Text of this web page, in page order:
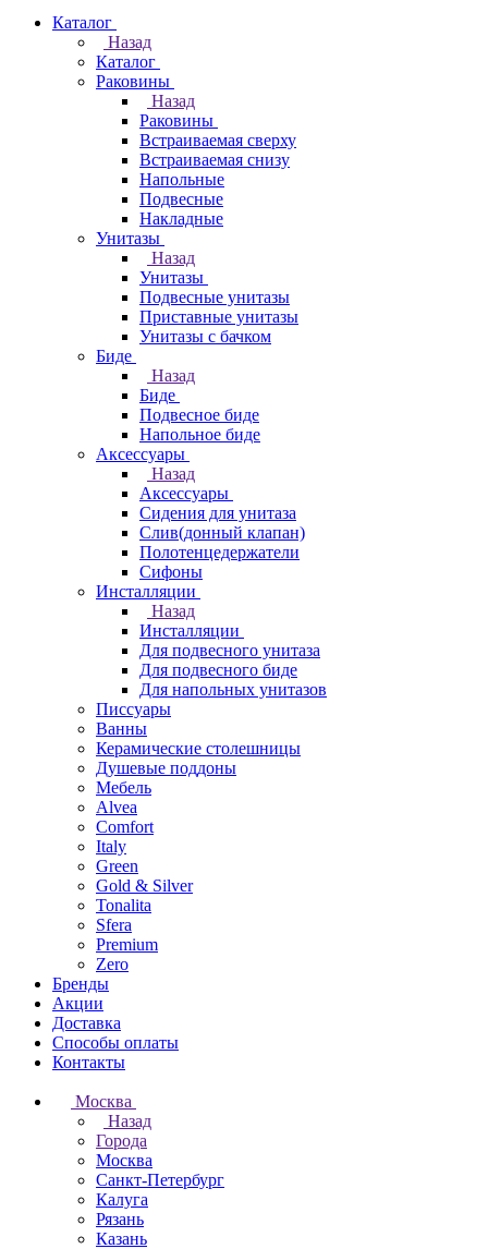
Каталог
Назад
Каталог
Раковины
Назад
Раковины
Встраиваемая сверху
Встраиваемая снизу
Напольные
Подвесные
Накладные
Унитазы
Назад
Унитазы
Подвесные унитазы
Приставные унитазы
Унитазы с бачком
Биде
Назад
Биде
Подвесное биде
Напольное биде
Аксессуары
Назад
Аксессуары
Сидения для унитаза
Слив(донный клапан)
Полотенцедержатели
Сифоны
Инсталляции
Назад
Инсталляции
Для подвесного унитаза
Для подвесного биде
Для напольных унитазов
Писсуары
Ванны
Керамические столешницы
Душевые поддоны
Мебель
Alvea
Comfort
Italy
Green
Gold & Silver
Tonalita
Sfera
Premium
Zero
Бренды
Акции
Доставка
Способы оплаты
Контакты
Москва
Назад
Города
Москва
Санкт-Петербург
Калуга
Рязань
Казань